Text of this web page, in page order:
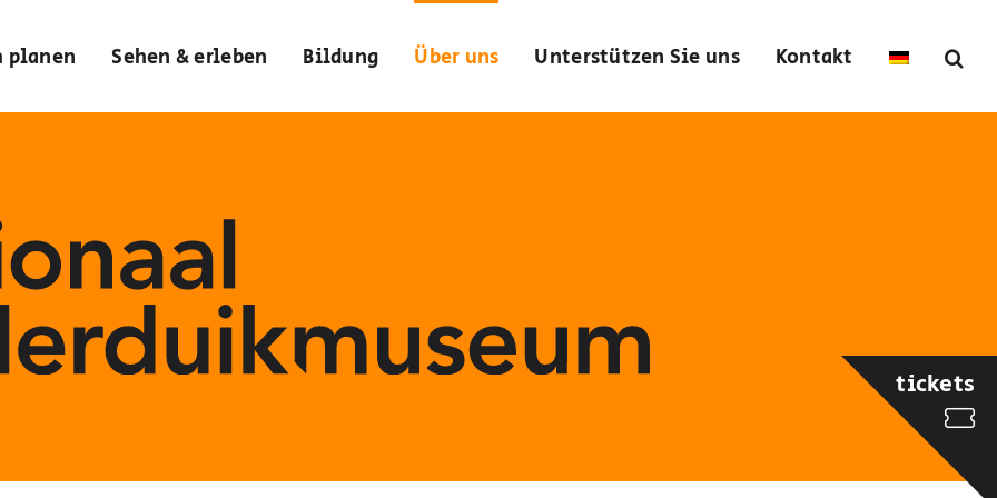
planen Sehen & erleben Bildung Über uns Unterstützen Sie uns Kontakt
tickets